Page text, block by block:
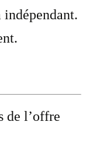
indépendant.
de l’offre